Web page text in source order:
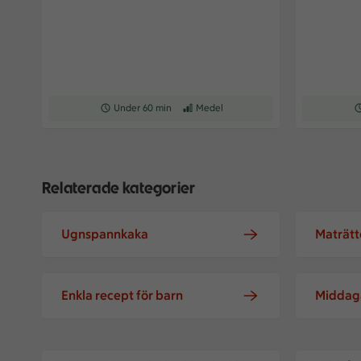
Receptet tar Under 60 min att tillaga
Under 60 min Receptet har Medel svårighetsgrad
Medel
Relaterade kategorier
Ugnspannkaka
Enkla recept för barn